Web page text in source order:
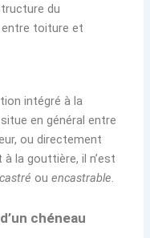
du
toiture et
intégré à la
en général entre
ou directement
la gouttière, il n’est
ouencastrable.
chéneau